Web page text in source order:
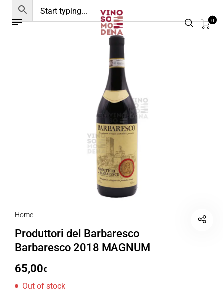
0
Home
Produttori del Barbaresco
Barbaresco 2018 MAGNUM
65,00€
Out of stock